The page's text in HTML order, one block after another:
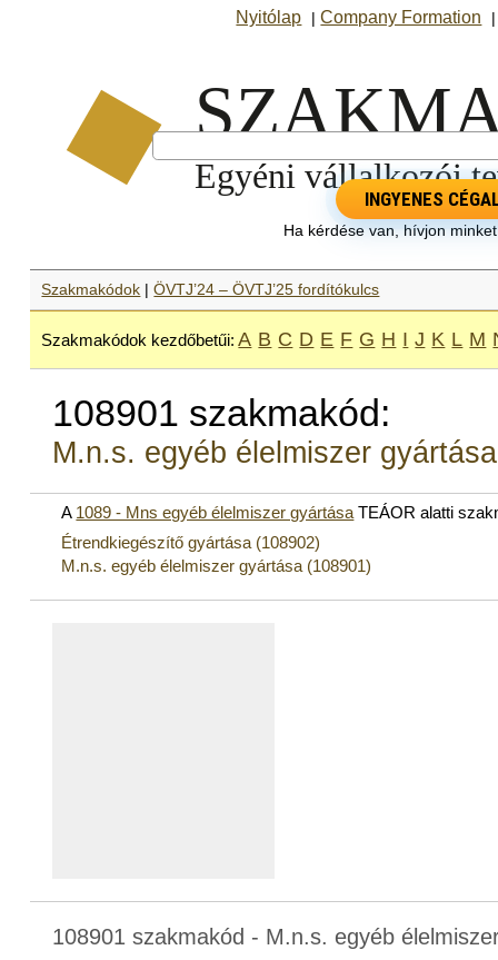
Nyitólap |Company Formation
INGYENES
Ha kérdése van, hívjon
Szakmakódok |ÖVTJ’24 – ÖVTJ’25 fordítókulcs
Szakmakódok kezdőbetűi: A B C D E F G H I J K L M
108901 szakmakód:
M.n.s. egyéb élelmiszer gyártása
A 1089 - Mns egyéb élelmiszer gyártása TEÁOR alatti
Étrendkiegészítő gyártása (108902)
M.n.s. egyéb élelmiszer gyártása (108901)
108901 szakmakód - M.n.s. egyéb